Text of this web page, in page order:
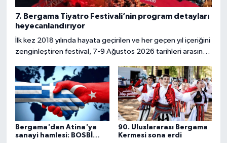
7. Bergama Tiyatro Festivali’nin program detayları
heyecanlandırıyor
İlk kez 2018 yılında hayata geçirilen ve her geçen yıl içeriğini
zenginleştiren festival, 7-9 Ağustos 2026 tarihleri arasında
Bergama'dan Atina'ya
sanayi hamlesi: BOSBİ
90. Uluslararası Bergama
Kermesi sona erdi